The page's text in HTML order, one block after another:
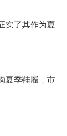
实了其作为夏
夏季鞋履，市